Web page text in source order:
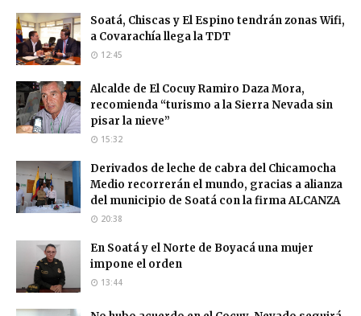
Soatá, Chiscas y El Espino tendrán zonas Wifi,
a Covarachía llega la TDT
12:45
Alcalde de El Cocuy Ramiro Daza Mora,
recomienda “turismo a la Sierra Nevada sin
pisar la nieve”
15:32
Derivados de leche de cabra del Chicamocha
Medio recorrerán el mundo, gracias a alianza
del municipio de Soatá con la firma ALCANZA
20:38
En Soatá y el Norte de Boyacá una mujer
impone el orden
13:44